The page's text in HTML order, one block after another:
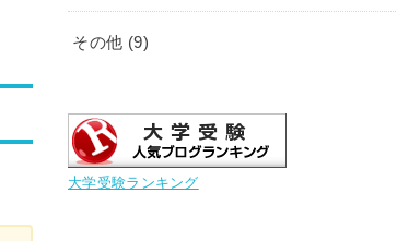
その他 (9)
大学受験ランキング